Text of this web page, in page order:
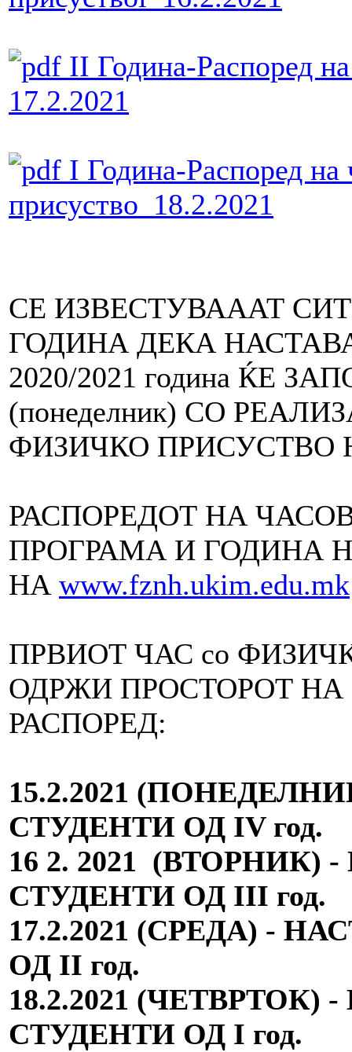
II Година-Распоред
17.2.2021
I Година-Распоред на
присуство_18.2.2021
СЕ ИЗВЕСТУВАААТ
ГОДИНА ДЕКА
2020/2021 година ЌЕ
(понеделник) СО
ФИЗИЧКО ПРИСУСТВО
РАСПОРЕДОТ НА
ПРОГРАМА И ГОДИНА
НA www.fznh.ukim.edu.mk
ПРВИОТ ЧАС со
ОДРЖИ ПРОСТОРОТ
РАСПОРЕД:
15.2.2021 (
СТУДЕНТИ ОД IV
16 2. 2021 (ВТОРНИК) -
СТУДЕНТИ ОД III год.
17.2.2021 (СРЕДА) -
ОД II год.
18.2.2021 (ЧЕТВРТОК)
СТУДЕНТИ ОД I год.